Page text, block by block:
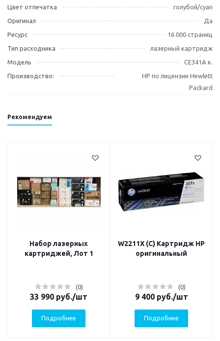
Цвет отпечатка
голубой/cyan
Оригинал
Да
Ресурс
16 000 страниц
Тип расходника
лазерный картридж
Модель
CE341A к.
Производство:
HP по лицензии Hewlett
Packard
Рекомендуем
Набор лазерных
картриджей, Лот 1
(0)
33 990 руб./шт
Подробнее
W2211X (C) Картридж HP
оригинальный
(0)
9 400руб./шт
Подробнее